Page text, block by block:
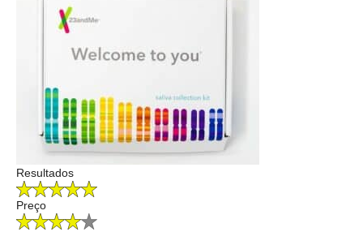
Resultados
Preço